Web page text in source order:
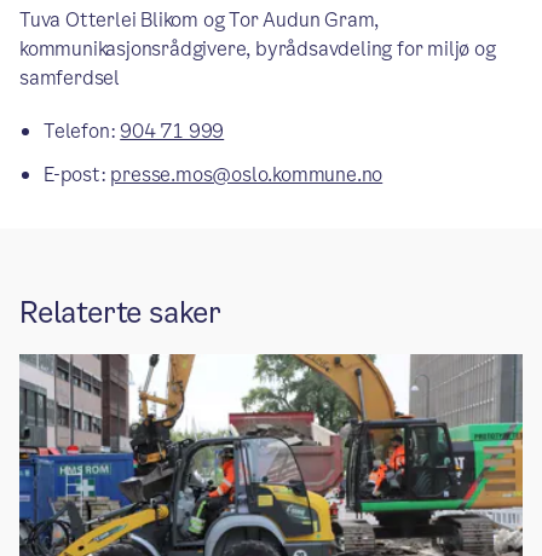
Tuva Otterlei Blikom og Tor Audun Gram,
kommunikasjonsrådgivere, byrådsavdeling for miljø og
samferdsel
Telefon: 904 71 999
E-post: presse.mos@oslo.kommune.no
Relaterte saker